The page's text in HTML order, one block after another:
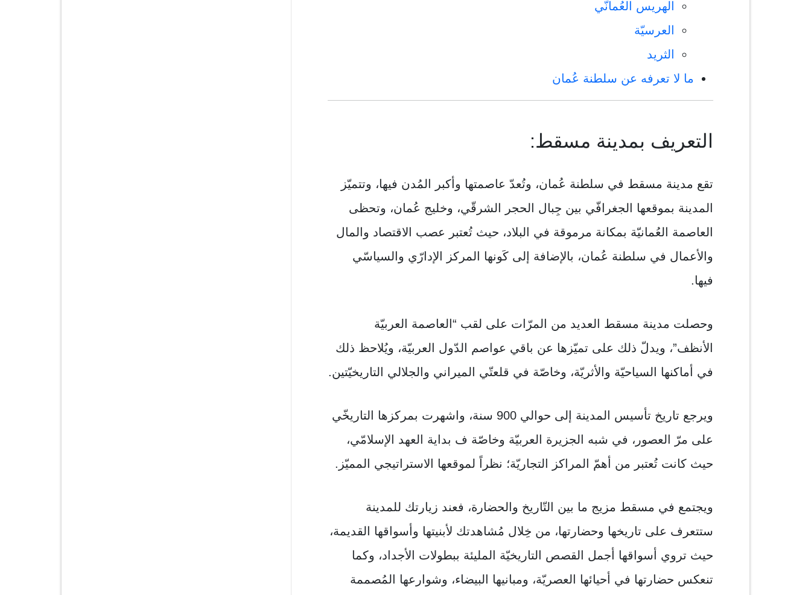
الهريس العُمانّي
العرسيّة
الثريد
ما لا تعرفه عن سلطنة عُمان
التعريف بمدينة مسقط:
تقع مدينة مسقط في سلطنة عُمان، وتُعدّ عاصمتها وأكبر المُدن فيها، وتتميّز
المدينة بموقعها الجغرافّي بين جِبال الحجر الشرقّي، وخليج عُمان، وتحظی
العاصمة العُمانيّة بمكانة مرموقة في البلاد، حيث تُعتبر عصب الاقتصاد والمال
والأعمال في سلطنة عُمان، بالإضافة إلی كَونها المركز الإدارّي والسياسّي
فيها.
وحصلت مدينة مسقط العديد من المرّات علی لقب “العاصمة العربيّة
الأنظف”، ويدلّ ذلك علی تميّزها عن باقي عواصم الدّول العربيّة، ويُلاحظ ذلك
في أماكنها السياحيّة والأثريّة، وخاصّة في قلعتّي الميراني والجلالي التاريخيّتين.
ويرجع تاريخ تأسيس المدينة إلی حوالي 900 سنة، واشهرت بمركزها التاريخّي
علی مرّ العصور، في شبه الجزيرة العربيّة وخاصّة ف بداية العهد الإسلامّي،
حيث كانت تُعتبر من أهمّ المراكز التجاريّة؛ نظراً لموقعها الاستراتيجي المميّز.
ويجتمع في مسقط مزيج ما بين التّاريخ والحضارة، فعند زيارتك للمدينة
ستتعرف علی تاريخها وحضارتها، من خِلال مُشاهدتك لأبنيتها وأسواقها القديمة،
حيث تروي أسواقها أجمل القصص التاريخيّة المليئة ببطولات الأجداد، وكما
تنعكس حضارتها في أحيائها العصريّة، ومبانيها البيضاء، وشوارعها المُصممة